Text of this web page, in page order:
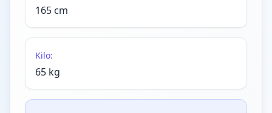
165 cm
Kilo:
65 kg